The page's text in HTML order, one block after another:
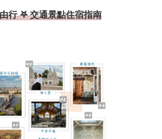
行 𖤐 交通景點住宿指南